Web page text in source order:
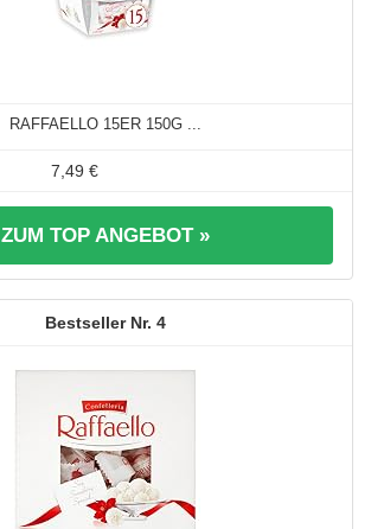
RAFFAELLO 15ER 150G ...
7,49 €
ZUM TOP ANGEBOT »
4